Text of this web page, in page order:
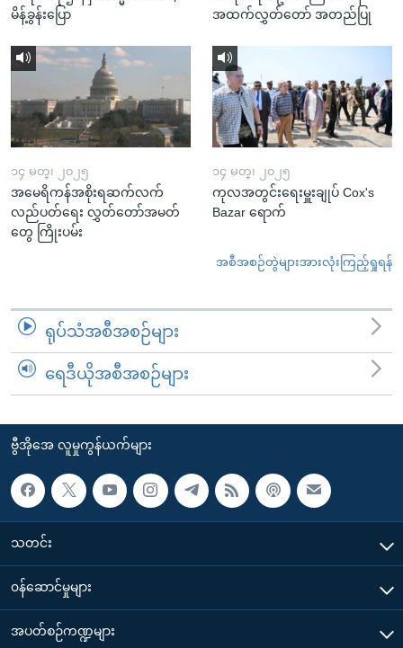
မိန့်ခွန်းပြော
အထက်လွှတ်တော် အတည်ပြု
၁၄ မတ္၊ ၂၀၂၅
အမေရိကန်အစိုးရဆက်လက်
လည်ပတ်ရေး လွှတ်တော်အမတ်
တွေ ကြိုးပမ်း
၁၄ မတ္၊ ၂၀၂၅
ကုလအတွင်းရေးမှူးချုပ် Cox's
Bazar ရောက်
အစီအစဉ်တွဲများအားလုံးကြည့်ရှုရန်
ရုပ်သံအစီအစဉ်များ
ရေဒီယိုအစီအစဉ်များ
ဗွီအိုအေ လူမှုကွန်ယက်များ
သတင်း
၀န်ဆောင်မှုများ
အပတ်စဉ်ကဏ္ဍများ